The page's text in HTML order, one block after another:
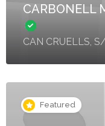
CARBONELL
CAN CRUELLS,
Featured